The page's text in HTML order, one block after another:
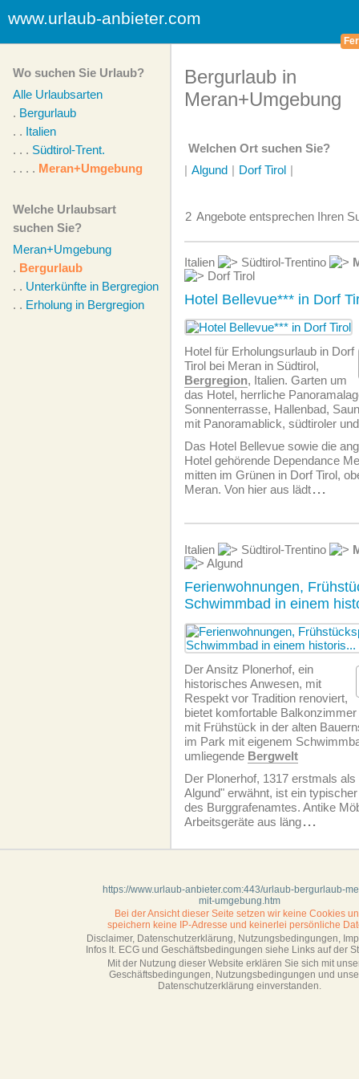
www.urlaub-anbieter.com
Wo suchen Sie Urlaub?
Alle Urlaubsarten
. Bergurlaub
. . Italien
. . . Südtirol-Trent.
. . . . Meran+Umgebung
Welche Urlaubsart
suchen Sie?
Meran+Umgebung
. Bergurlaub
. . Unterkünfte in Bergregion
. . Erholung in Bergregion
Bergurlaub in
Meran+Umgebung
Welchen Ort suchen Sie?
| Algund | Dorf Tirol |
2 Angebote entsprechen Ihren
Italien Südtirol-Trentino
Dorf Tirol
Hotel Bellevue*** in Dorf
Hotel für Erholungsurlaub in Dorf
Tirol bei Meran in Südtirol,
Bergregion, Italien. Garten um
das Hotel, herrliche
Sonnenterrasse, Hallenbad,
mit Panoramablick, südtiroler
Das Hotel Bellevue sowie die
Hotel gehörende Dependance
mitten im Grünen in Dorf Tirol,
Meran. Von hier aus lädt...
Italien Südtirol-Trentino
Algund
Ferienwohnungen,
Schwimmbad in einem
Der Ansitz Plonerhof, ein
historisches Anwesen, mit
Respekt vor Tradition renoviert,
bietet komfortable
mit Frühstück in der alten
im Park mit eigenem
umliegende Bergwelt
Der Plonerhof, 1317 erstmals als
Algund" erwähnt, ist ein
des Burggrafenamtes. Antike
Arbeitsgeräte aus läng...
https://www.urlaub-anbieter.com:443/urlaub-bergurlaub-
mit-umgebung.htm
Bei der Ansicht dieser Seite setzen wir keine Cookies
speichern keine IP-Adresse und keinerlei persönliche
Disclaimer, Datenschutzerklärung, Nutzungsbedingungen,
Infos lt. ECG und Geschäftsbedingungen siehe Links auf der
Mit der Nutzung dieser Website erklären Sie sich mit
Geschäftsbedin­gungen, Nutzungsbedingungen und
Datenschutzerklärung einverstanden.